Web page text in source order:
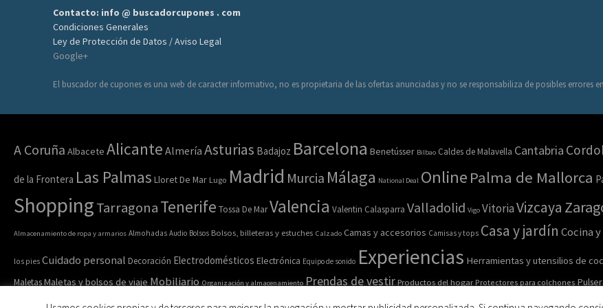
Contacto: info @ buscadorcupones . com
Condiciones Generales
Ley de Protección de Datos / Aviso Legal
Google+
El buscador de cupones es una web de caracter informativo, no es propietaria de las ofertas anunciadas y no se responsabiliza de posibles errores
A Coruña Albacete Alicante Almería Asturias Badajoz Barcelona Benetússer Bilbao Caldes de Malavella Cantabria
de la Frontera Las Palmas Lloret De Mar Lugo Madrid Murcia Málaga National Deal Online Palma de Mallorca
ShoppingTarragonaTenerife Tossa De MarValencia Valentin Calasparra Valladolid Vigo VitoriaVizcaya
Almacenamiento de ropa y armarios Almohadas Audio Bolsos Bolsos, billeteras y estuches Calzado Camas y accesorios Camisas y tops Casa y jardín Cocina
los pies Cuidado personal Decoración Electrodomésticos Electrónica Equipo de sonido Experiencias Herramientas y utensilios de
MaletasMaletas y bolsos de viajeMobiliario Organización y almacenamiento Prendas de vestir Productos del hogar Protectores para colchones
Ropa de casa
Ropa deportiva Ropa interior y calcetines Ropa y accesorios Salud y belleza Sofás Sombreros